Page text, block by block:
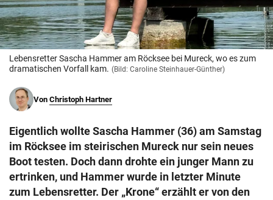
© Krone Multimedia GmbH & Co KG 2026
Muthgasse 2, 1190 Wien
Lebensretter Sascha Hammer am Röcksee bei Mureck, wo es zum
dramatischen Vorfall kam. (Bild: Caroline Steinhauer-Günther)
Von Christoph Hartner
Eigentlich wollte Sascha Hammer (36) am Samstag
im Röcksee im steirischen Mureck nur sein neues
Boot testen. Doch dann drohte ein junger Mann zu
ertrinken, und Hammer wurde in letzter Minute
zum Lebensretter. Der „Krone“ erzählt er von den